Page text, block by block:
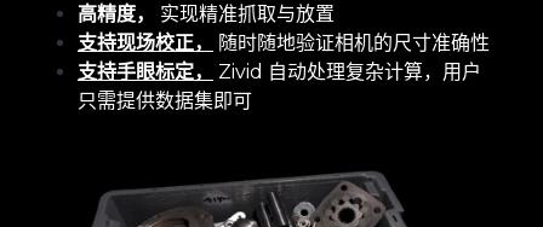
高精度，
实现精准抓取与放置
支持现场校正，
随时随地验证相机的尺寸准确性
支持手眼标定，
Zivid 自动处理复杂计算，用户
只需提供数据集即可